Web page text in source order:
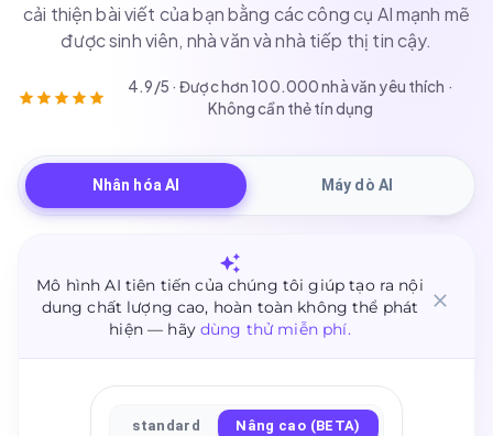
cải thiện bài viết của bạn bằng các công cụ AI mạnh mẽ
được sinh viên, nhà văn và nhà tiếp thị tin cậy.
4.9/5 · Được hơn 100.000 nhà văn yêu thích ·
Không cần thẻ tín dụng
Nhân hóa AI Máy dò AI
Mô hình AI tiên tiến của chúng tôi giúp tạo ra nội
dung chất lượng cao, hoàn toàn không thể phát
hiện — hãy dùng thử miễn phí.
standard Nâng cao (BETA)